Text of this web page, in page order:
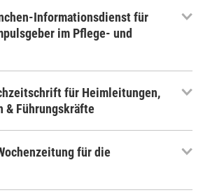
Informationsdienst für
im Pflege- und
für Heimleitungen,
& Führungskräfte
für die